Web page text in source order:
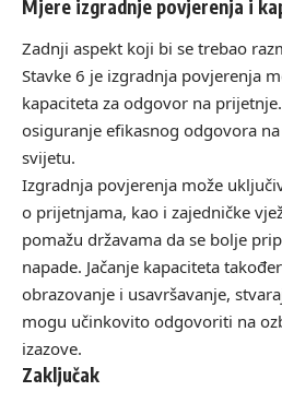
Mjere izgradnje povjerenja i
Zadnji aspekt koji bi se trebao
Stavke 6 je izgradnja povjerenja
kapaciteta za odgovor na
osiguranje efikasnog odgovora
svijetu.
Izgradnja povjerenja može
o prijetnjama, kao i zajedničke
pomažu državama da se bolje
napade. Jačanje kapaciteta
obrazovanje i usavršavanje,
mogu učinkovito odgovoriti na
izazove.
Zaključak